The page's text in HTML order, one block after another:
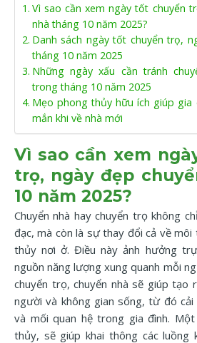
Vì sao cần xem ngày tốt chuyển
nhà tháng 10 năm 2025?
Danh sách ngày tốt chuyển trọ,
tháng 10 năm 2025
Những ngày xấu cần tránh
trong tháng 10 năm 2025
Mẹo phong thủy hữu ích giúp gia
mắn khi về nhà mới
Vì sao cần xem
trọ, ngày đẹp
10 năm 2025?
Chuyển nhà hay chuyển trọ không
đạc, mà còn là sự thay đổi cả về
thủy nơi ở. Điều này ảnh hưởng
nguồn năng lượng xung quanh mỗi
chuyển trọ, chuyển nhà sẽ giúp tạo
người và không gian sống, từ đó
và mối quan hệ trong gia đình.
thủy, sẽ giúp khai thông các luồng